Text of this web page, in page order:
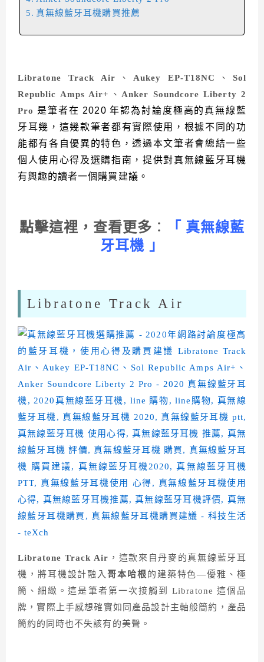
真無線藍牙耳機購買推薦
Libratone Track Air 、 Aukey EP-T18NC 、 Sol
Republic Amps Air+
、 Anker Soundcore Liberty 2
Pro 是筆者在 2020 年認為討論度極高的真無線藍
牙耳幾，這幾款筆者都有實際使用，根據不同的功
能都有各自優異的特色，透過本文筆者會總結一些
個人使用心得及選購指南，提供對真無線藍牙耳機
有興趣的讀者一個購買建議。
點擊這裡，查看更多 ：
「 真無線藍
牙耳機 」
Libratone Track Air
Libratone Track Air ，這款來自丹麥的真無線藍牙耳
機，將耳機設計融入哥本哈根的建築特色—優雅、極
簡、細緻。這是筆者第一次接觸到 Libratone 這個品
牌，實際上手感想確實如同產品設計主軸般簡約，產品
簡約的同時也不失該有的美聲。